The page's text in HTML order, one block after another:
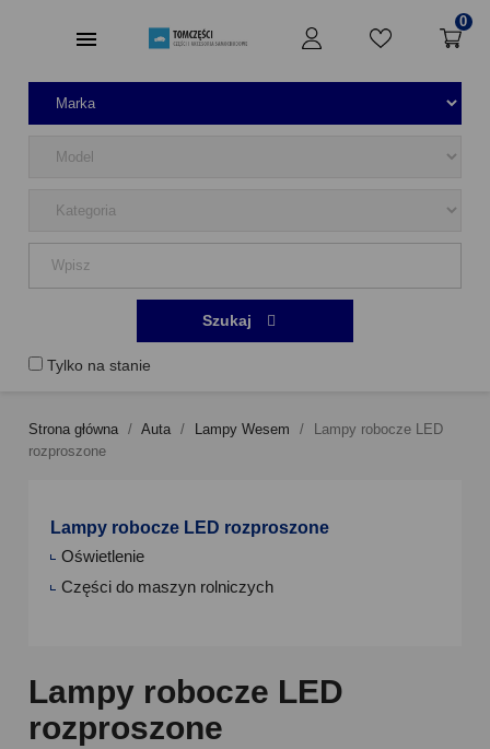
0
Tylko na stanie
Szukaj
Strona główna Auta Lampy Wesem
Lampy robocze LED
rozproszone
Lampy robocze LED rozproszone
Oświetlenie
Części do maszyn rolniczych
Lampy robocze LED
rozproszone